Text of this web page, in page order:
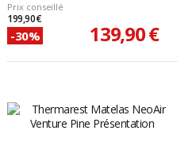
Prix conseillé
199,90 €
-30% 139,90 €